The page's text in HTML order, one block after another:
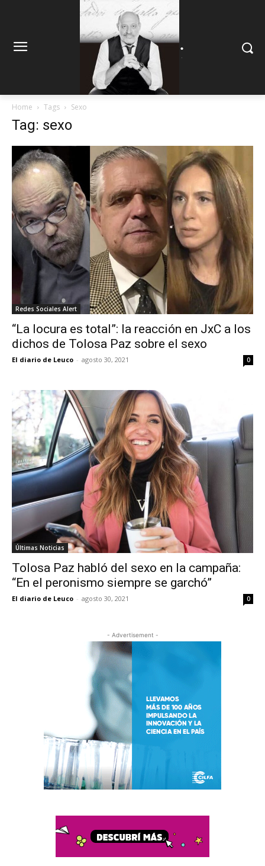
.
Home Tags Sexo
Tag: sexo
Redes Sociales Alert
“La locura es total”: la reacción en JxC a los
dichos de Tolosa Paz sobre el sexo
El diario de Leuco - agosto 30, 2021 0
Últimas Noticias
Tolosa Paz habló del sexo en la campaña:
“En el peronismo siempre se garchó”
El diario de Leuco - agosto 30, 2021 0
- Advertisement -